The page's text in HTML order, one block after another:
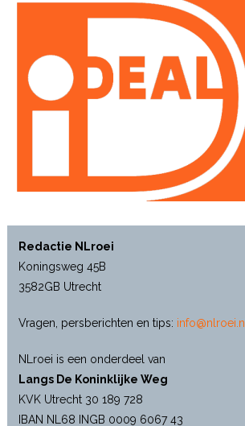
Redactie NLroei
Koningsweg 45B
3582GB Utrecht
Vragen, persberichten en tips: info@nlroei.nl
NLroei is een onderdeel van
Langs De Koninklijke Weg
KVK Utrecht 30 189 728
IBAN NL68 INGB 0009 6067 43